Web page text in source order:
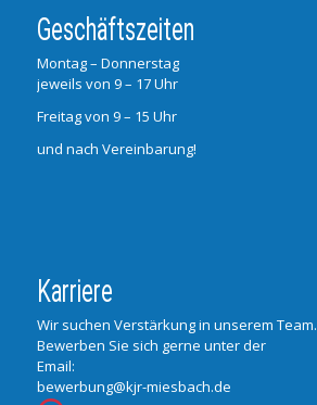
Geschäftszeiten
Montag – Donnerstag
jeweils von 9 – 17 Uhr
Freitag von 9 – 15 Uhr
und nach Vereinbarung!
Karriere
Wir suchen Verstärkung in unserem Team.
Bewerben Sie sich gerne unter der
Email:
bewerbung@kjr-miesbach.de